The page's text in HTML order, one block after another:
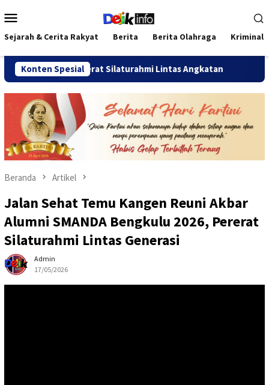
ke
kontenMobile
Sejarah & Cerita Rakyat Berita Berita Olahraga Kriminal
Konten Spesial
Pererat Silaturahmi Lintas Angkatan Jalan Sehat
Beranda Artikel
Jalan Sehat Temu Kangen Reuni Akbar
Alumni SMANDA Bengkulu 2026, Pererat
Silaturahmi Lintas Generasi
Admin
17/05/2026